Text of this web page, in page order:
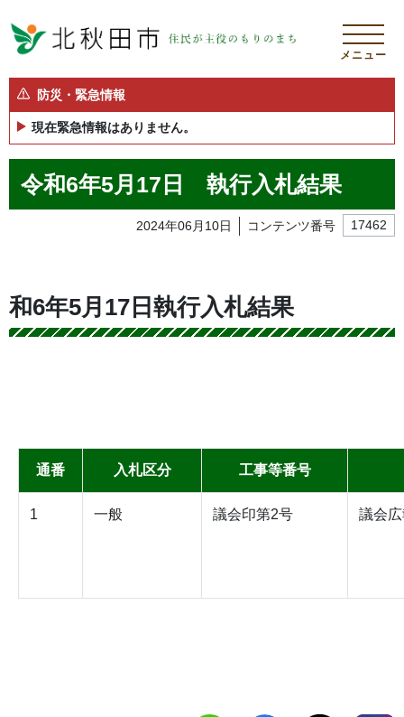
メニュー
防災・緊急情報
現在緊急情報はありません。
令和6年5月17日 執行入札結果
2024年06月10日 コンテンツ番号 17462
和6年5月17日執行入札結果
通番 入札区分 工事等番号
1 一般 議会印第2号 議会